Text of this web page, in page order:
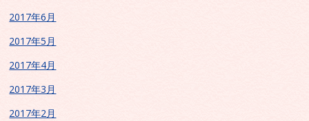
2017年6月
2017年5月
2017年4月
2017年3月
2017年2月